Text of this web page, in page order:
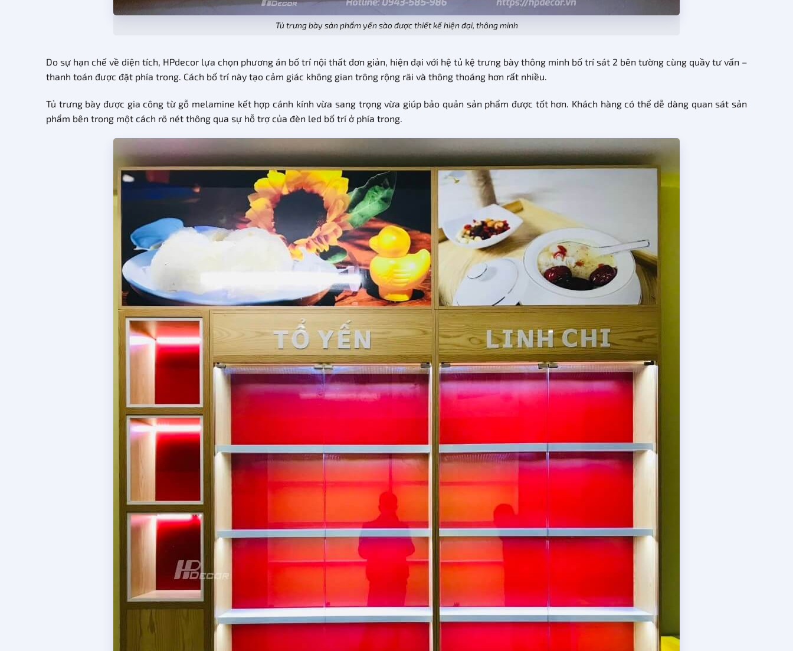
Tủ trưng bày sản phẩm yến sào được thiết kế hiện đại, thông minh
Do sự hạn chế về diện tích, HPdecor lựa chọn phương án bố trí nội thất đơn giản, hiện đại với hệ tủ kệ trưng bày thông minh bố trí sát 2 bên tường cùng quầy tư vấn –
thanh toán được đặt phía trong. Cách bố trí này tạo cảm giác không gian trông rộng rãi và thông thoáng hơn rất nhiều.
Tủ trưng bày được gia công từ gỗ melamine kết hợp cánh kính vừa sang trọng vừa giúp bảo quản sản phẩm được tốt hơn. Khách hàng có thể dễ dàng quan sát sản
phẩm bên trong một cách rõ nét thông qua sự hỗ trợ của đèn led bố trí ở phía trong.